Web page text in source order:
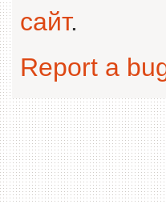
сайт.
Report a